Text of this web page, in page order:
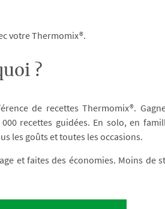
votre Thermomix®.
?
de recettes Thermomix®.
recettes guidées. En solo, en
les goûts et toutes les occasions.
et faites des économies. Moins de